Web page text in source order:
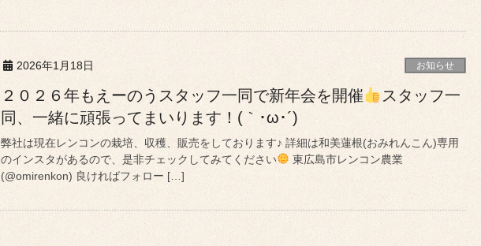
2026年1月18日 お知らせ
２０２６年もえーのうスタッフ一同で新年会を開催
スタッフ一
同、一緒に頑張ってまいります！(｀･ω･´)ゞ
弊社は現在レンコンの栽培、収穫、販売をしております♪ 詳細は和美蓮根(おみれんこん)専用
のインスタがあるので、是非チェックしてみてください
東広島市レンコン農業
(@omirenkon) 良ければフォロー […]